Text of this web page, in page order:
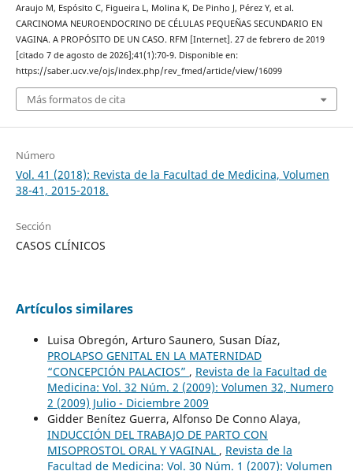
Araujo M, Espósito C, Figueira L, Molina K, De Pinho J, Pérez Y, et al.
CARCINOMA NEUROENDOCRINO DE CÉLULAS PEQUEÑAS SECUNDARIO EN
VAGINA. A PROPÓSITO DE UN CASO. RFM [Internet]. 27 de febrero de 2019
[citado 7 de agosto de 2026];41(1):70-9. Disponible en:
https://saber.ucv.ve/ojs/index.php/rev_fmed/article/view/16099
Más formatos de cita
Número
Vol. 41 (2018): Revista de la Facultad de Medicina, Volumen
38-41, 2015-2018.
Sección
CASOS CLÍNICOS
Artículos similares
Luisa Obregón, Arturo Saunero, Susan Díaz,
PROLAPSO GENITAL EN LA MATERNIDAD
“CONCEPCIÓN PALACIOS” , Revista de la Facultad de
Medicina: Vol. 32 Núm. 2 (2009): Volumen 32, Numero
2 (2009) Julio - Diciembre 2009
Gidder Benítez Guerra, Alfonso De Conno Alaya,
INDUCCIÓN DEL TRABAJO DE PARTO CON
MISOPROSTOL ORAL Y VAGINAL , Revista de la
Facultad de Medicina: Vol. 30 Núm. 1 (2007): Volumen